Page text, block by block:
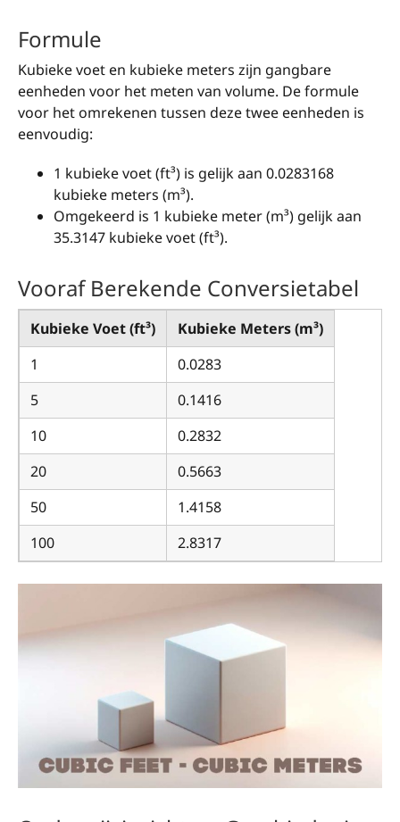
Formule
Kubieke voet en kubieke meters zijn gangbare
eenheden voor het meten van volume. De formule
voor het omrekenen tussen deze twee eenheden is
eenvoudig:
1 kubieke voet (ft³) is gelijk aan 0.0283168
kubieke meters (m³).
Omgekeerd is 1 kubieke meter (m³) gelijk aan
35.3147 kubieke voet (ft³).
Vooraf Berekende Conversietabel
Kubieke Voet (ft³)
Kubieke Meters (m³)
1
0.0283
5
0.1416
10
0.2832
20
0.5663
50
1.4158
100
2.8317